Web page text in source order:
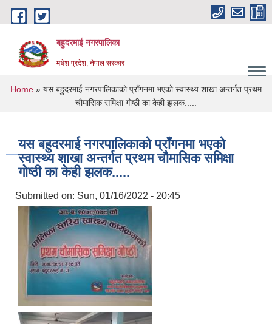
Skip to main content
बहुदरमाई नगरपालिका
मधेश प्रदेश, नेपाल सरकार
You are here
Home » यस बहुदरमाई नगरपालिकाको प्राँगनमा भएको स्वास्थ्य शाखा अन्तर्गत प्रथम
चौमासिक समिक्षा गोष्ठी का केही झलक.....
यस बहुदरमाई नगरपालिकाको प्राँगनमा भएको
स्वास्थ्य शाखा अन्तर्गत प्रथम चौमासिक समिक्षा
गोष्ठी का केही झलक.....
Submitted on: Sun, 01/16/2022 - 20:45